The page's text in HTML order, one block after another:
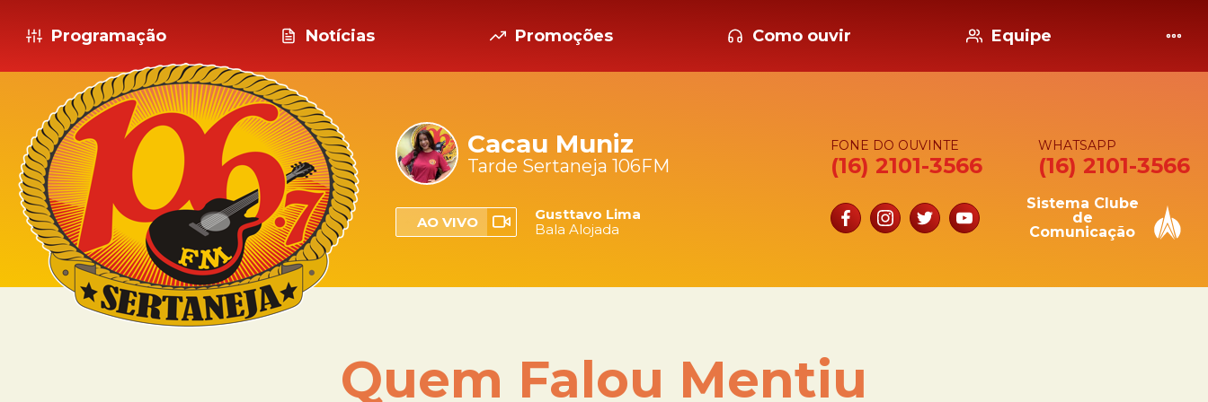
Programação Notícias Promoções Como ouvir Equipe
Cacau Muniz
Tarde Sertaneja 106FM
AO VIVO
Gusttavo Lima
Bala Alojada
FONE DO OUVINTE
(16) 2101-3566
WHATSAPP
(16) 2101-3566
Sistema Clube
de
Comunicação
Quem Falou Mentiu